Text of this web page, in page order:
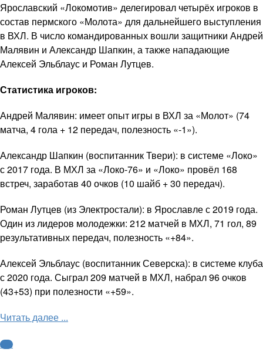
Ярославский «Локомотив» делегировал четырёх игроков в
состав пермского «Молота» для дальнейшего выступления
в ВХЛ. В число командированных вошли защитники Андрей
Малявин и Александр Шапкин, а также нападающие
Алексей Эльблаус и Роман Лутцев.
Статистика игроков:
Андрей Малявин: имеет опыт игры в ВХЛ за «Молот» (74
матча, 4 гола + 12 передач, полезность «-1»).
Александр Шапкин (воспитанник Твери): в системе «Локо»
с 2017 года. В МХЛ за «Локо-76» и «Локо» провёл 168
встреч, заработав 40 очков (10 шайб + 30 передач).
Роман Лутцев (из Электростали): в Ярославле с 2019 года.
Один из лидеров молодежки: 212 матчей в МХЛ, 71 гол, 89
результативных передач, полезность «+84».
Алексей Эльблаус (воспитанник Северска): в системе клуба
с 2020 года. Сыграл 209 матчей в МХЛ, набрал 96 очков
(43+53) при полезности «+59».
Читать далее ...
КХЛ